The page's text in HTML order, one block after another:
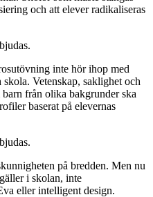
och att elever radikaliseras
inte hör ihop med
Vetenskap, saklighet och
från olika bakgrunder ska
baserat på elevernas
på bredden. Men nu
i skolan, inte
eller intelligent design.